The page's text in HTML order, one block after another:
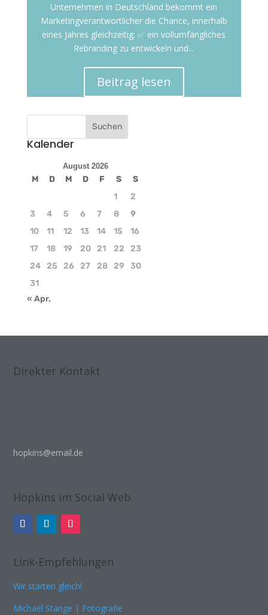
Unternehmen in Deutschland bekommt ein
Marketingverantwortlicher die Chance, innerhalb
eines Jahres gleichzeitig: ✅ ein vollumfängliches
Rebranding zu entwickeln und...
Beitrag lesen
Kalender
August 2026
M D M D F S
S
1
2
3
4 5 6 7 8
9
10
11 12 13 14 15
16
17
18 19 20 21 22
23
24
25 26 27 28 29
30
31
« Apr.
Direkter Kontakt
hopkins@email.de
Hopkins im Social Web
Link-Empfehlungen
Wir starten gleich!
Michael Stange | Fotografie